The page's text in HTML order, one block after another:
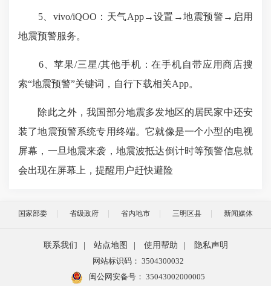
5、vivo/iQOO：天气App→设置→地震预警→启用
地震预警服务。
6、苹果/三星/其他手机：在手机自带应用商店搜
索“地震预警”关键词，自行下载相关App。
除此之外，我国部分地震多发地区的居民家中还安
装了地震预警系统专用终端。它就像是一个小型的电视
屏幕，一旦地震来袭，地震波抵达倒计时等预警信息就
会出现在屏幕上，提醒用户赶快避险
国家部委 省级政府 省内地市 三明区县 新闻媒体
联系我们 站点地图 使用帮助
隐私声明
网站标识码： 3504300032
闽公网安备号： 35043002000005